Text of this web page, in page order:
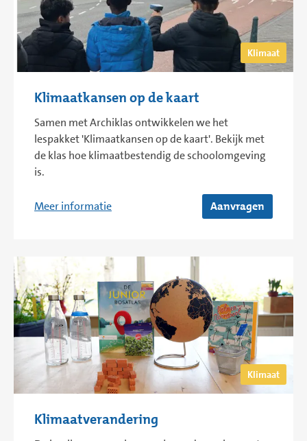
Klimaat
Klimaatkansen op de kaart
Samen met Archiklas ontwikkelen we het
lespakket 'Klimaatkansen op de kaart'. Bekijk met
de klas hoe klimaatbestendig de schoolomgeving
is.
Meer informatie Aanvragen
Klimaat
Klimaatverandering